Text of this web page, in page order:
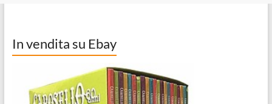
In vendita su Ebay